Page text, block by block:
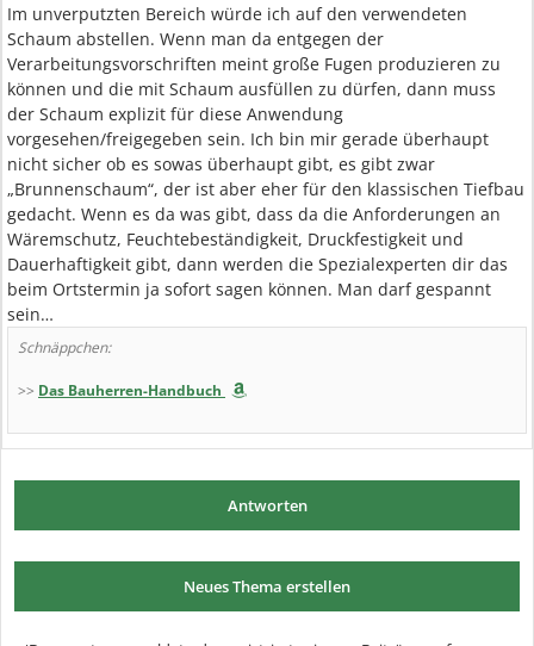
Im unverputzten Bereich würde ich auf den verwendeten
Schaum abstellen. Wenn man da entgegen der
Verarbeitungsvorschriften meint große Fugen produzieren zu
können und die mit Schaum ausfüllen zu dürfen, dann muss
der Schaum explizit für diese Anwendung
vorgesehen/freigegeben sein. Ich bin mir gerade überhaupt
nicht sicher ob es sowas überhaupt gibt, es gibt zwar
„Brunnenschaum“, der ist aber eher für den klassischen Tiefbau
gedacht. Wenn es da was gibt, dass da die Anforderungen an
Wäremschutz, Feuchtebeständigkeit, Druckfestigkeit und
Dauerhaftigkeit gibt, dann werden die Spezialexperten dir das
beim Ortstermin ja sofort sagen können. Man darf gespannt
sein…
Schnäppchen:
>> Das Bauherren-Handbuch
Antworten
Neues Thema erstellen